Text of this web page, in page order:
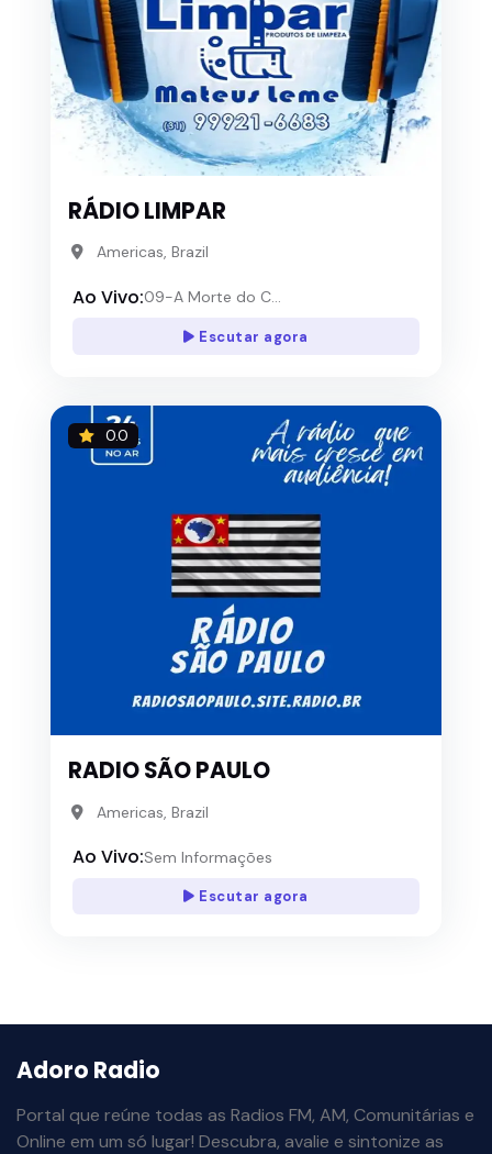
RÁDIO LIMPAR
Americas, Brazil
Ao Vivo:09-A Morte do C...
Escutar agora
0.0
RADIO SÃO PAULO
Americas, Brazil
Ao Vivo:Sem Informações
Escutar agora
Adoro Radio
Portal que reúne todas as Radios FM, AM, Comunitárias e
Online em um só lugar! Descubra, avalie e sintonize as